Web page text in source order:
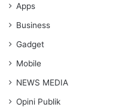
Apps
Business
Gadget
Mobile
NEWS MEDIA
Opini Publik